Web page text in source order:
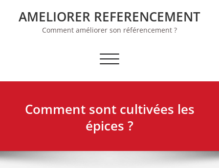
AMELIORER REFERENCEMENT
Comment améliorer son référencement ?
Afficher/masquer la navigation
Comment sont cultivées les
épices ?